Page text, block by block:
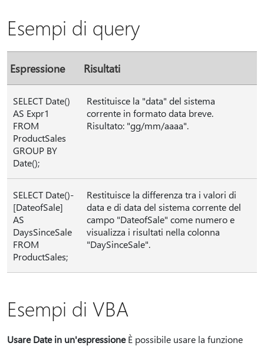
Esempi di query
Espressione Risultati
SELECT Date()
AS Expr1
FROM
ProductSales
GROUP BY
Date();
Restituisce la "data" del sistema
corrente in formato data breve.
Risultato: "gg/mm/aaaa".
SELECT Date()-
[DateofSale]
AS
DaysSinceSale
FROM
ProductSales;
Restituisce la differenza tra i valori di
data e di data del sistema corrente del
campo "DateofSale" come numero e
visualizza i risultati nella colonna
"DaySinceSale".
Esempi di VBA
Usare Date in un'espressioneÈ possibile usare la funzione